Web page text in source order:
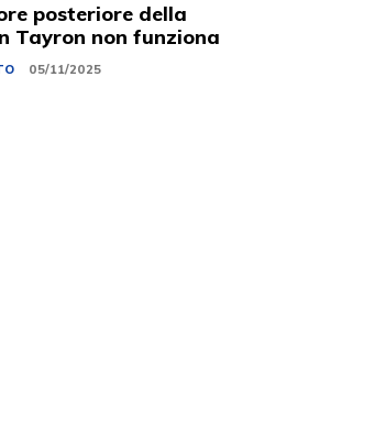
posteriore della
Tayron non funziona
05/11/2025